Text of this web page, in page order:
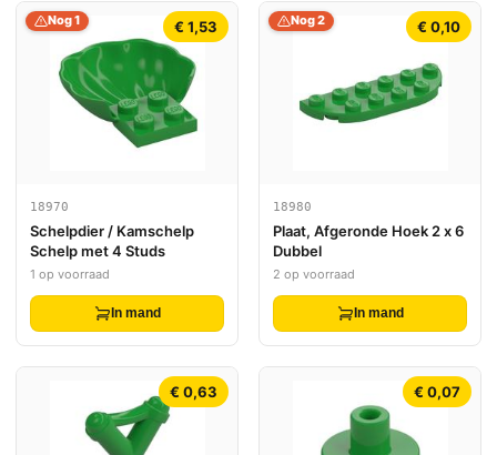
€ 1,53
Nog 1
18970
Schelpdier / Kamschelp
Schelp met 4 Studs
1 op voorraad
In mand
€ 0,10
Nog 2
18980
Plaat, Afgeronde Hoek 2 x 6
Dubbel
2 op voorraad
In mand
€ 0,63 € 0,07